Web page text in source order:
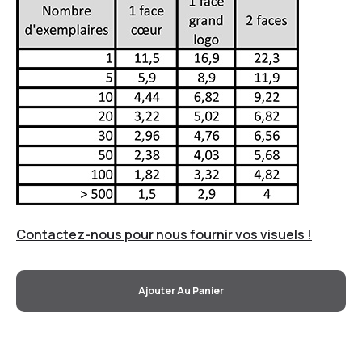
Contactez-nous pour nous fournir vos visuels !
Ajouter Au Panier